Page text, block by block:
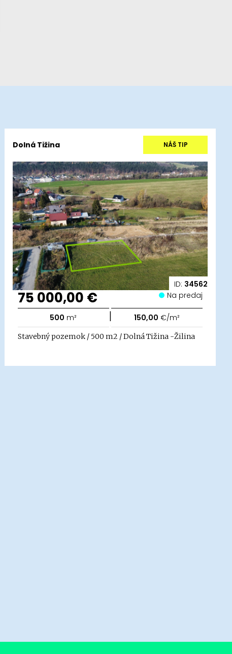
ID: 34562
Dolná Tižina NÁŠ TIP
75 000,00 € Na predaj
500 m² | 150,00 €/m²
Stavebný pozemok / 500 m2 / Dolná Tižina -Žilina